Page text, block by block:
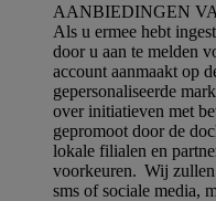
AANBIEDINGEN
Als u ermee hebt
door u aan te melden
account aanmaakt op
gepersonaliseerde
over initiatieven met
gepromoot door de
lokale filialen en
voorkeuren. Wij zullen
sms of sociale media,